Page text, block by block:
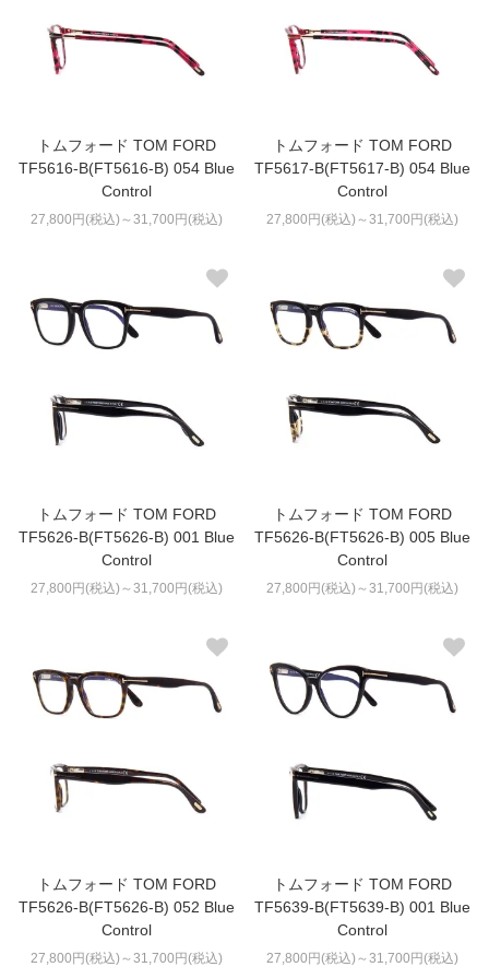
トムフォード TOM FORD
TF5616-B(FT5616-B) 054 Blue
Control
27,800円(税込)～31,700円(税込)
トムフォード TOM FORD
TF5617-B(FT5617-B) 054 Blue
Control
27,800円(税込)～31,700円(税込)
トムフォード TOM FORD
TF5626-B(FT5626-B) 001 Blue
Control
27,800円(税込)～31,700円(税込)
トムフォード TOM FORD
TF5626-B(FT5626-B) 005 Blue
Control
27,800円(税込)～31,700円(税込)
トムフォード TOM FORD
TF5626-B(FT5626-B) 052 Blue
Control
27,800円(税込)～31,700円(税込)
トムフォード TOM FORD
TF5639-B(FT5639-B) 001 Blue
Control
27,800円(税込)～31,700円(税込)